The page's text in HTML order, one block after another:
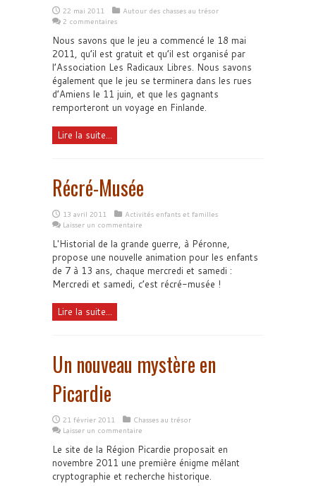
22 mai 2011
Autour des chasses au trésor
2 commentaires
Nous savons que le jeu a commencé le 18 mai
2011, qu’il est gratuit et qu’il est organisé par
l’Association Les Radicaux Libres. Nous savons
également que le jeu se terminera dans les rues
d’Amiens le 11 juin, et que les gagnants
remporteront un voyage en Finlande.
Lire la suite...
Récré-Musée
13 avril 2011
Activités enfants et familles
Laisser un commentaire
L'Historial de la grande guerre, à Péronne,
propose une nouvelle animation pour les enfants
de 7 à 13 ans, chaque mercredi et samedi :
Mercredi et samedi, c’est récré-musée !
Lire la suite...
Un nouveau mystère en
Picardie
21 février 2011
Chasses au trésor
Laisser un commentaire
Le site de la Région Picardie proposait en
novembre 2011 une première énigme mêlant
cryptographie et recherche historique.